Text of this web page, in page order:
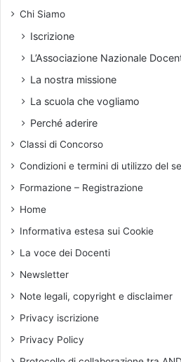
e
b
l
c
a
t
a
i
a
a
a
a
b
g
i
Chi Siamo
Iscrizione
L’Associazione Nazionale
La nostra missione
La scuola che vogliamo
Perché aderire
Classi di Concorso
Condizioni e termini di utilizzo del
Formazione – Registrazione
Home
Informativa estesa sui Cookie
La voce dei Docenti
Newsletter
Note legali, copyright e disclaimer
Privacy iscrizione
Privacy Policy